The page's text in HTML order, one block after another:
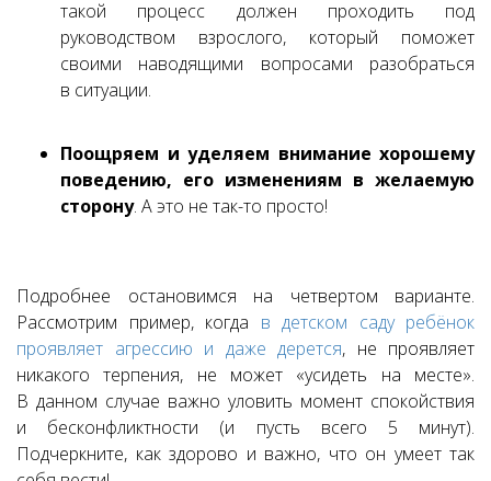
такой процесс должен проходить под
руководством взрослого, который поможет
своими наводящими вопросами разобраться
в ситуации.
Поощряем и уделяем внимание хорошему
поведению, его изменениям в желаемую
сторону. А это не так-то просто!
Подробнее остановимся на четвертом варианте.
Рассмотрим пример, когда в детском саду ребёнок
проявляет агрессию и даже дерется, не проявляет
никакого терпения, не может «усидеть на месте».
В данном случае важно уловить момент спокойствия
и бесконфликтности (и пусть всего 5 минут).
Подчеркните, как здорово и важно, что он умеет так